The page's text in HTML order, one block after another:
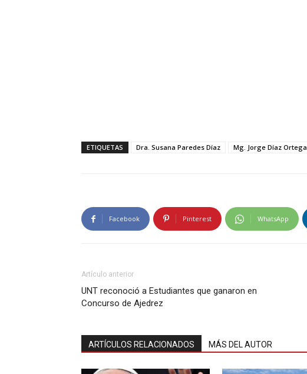
ETIQUETAS Dra. Susana Paredes Díaz Mg. Jorge Díaz Ortega
Facebook Pinterest WhatsApp
Artículo anterior
UNT reconoció a Estudiantes que ganaron en
Concurso de Ajedrez
ARTÍCULOS RELACIONADOS MÁS DEL AUTOR